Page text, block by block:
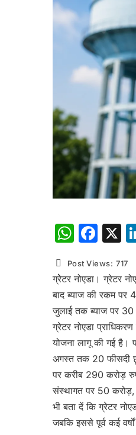
X
Post Views: 717
ग्रेेटर नोएडा। ग्रेटर
बाद ब्याज की रकम पर
जुलाई तक ब्याज पर 30
ग्रेटर नोएडा
योजना लागू की गई
अगस्त तक 20 फीसदी
पर करीब 290 करोड़
संस्थागत पर 50 करोड़,
भी बता दें कि ग्रेटर
जबकि इससे पूर्व कई